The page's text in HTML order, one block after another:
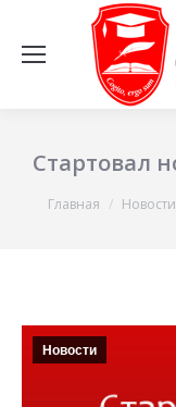
Стартовал
Вы здесь:
Главная Новости
Новости